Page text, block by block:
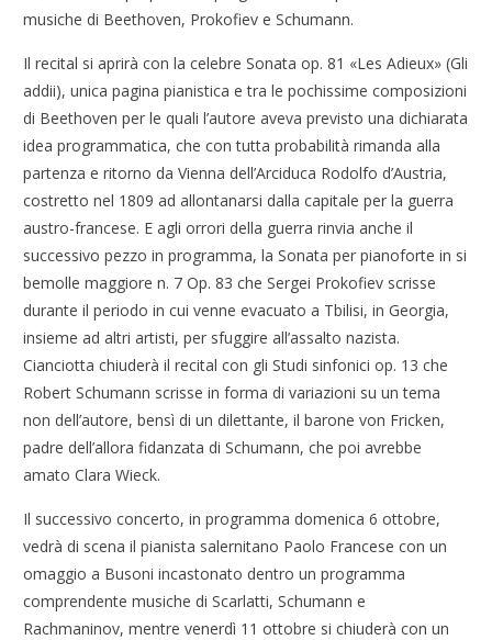
musiche di Beethoven, Prokofiev e Schumann.
Il recital si aprirà con la celebre Sonata op. 81 «Les Adieux» (Gli
addii), unica pagina pianistica e tra le pochissime composizioni
di Beethoven per le quali l’autore aveva previsto una dichiarata
idea programmatica, che con tutta probabilità rimanda alla
partenza e ritorno da Vienna dell’Arciduca Rodolfo d’Austria,
costretto nel 1809 ad allontanarsi dalla capitale per la guerra
austro-francese. E agli orrori della guerra rinvia anche il
successivo pezzo in programma, la Sonata per pianoforte in si
bemolle maggiore n. 7 Op. 83 che Sergei Prokofiev scrisse
durante il periodo in cui venne evacuato a Tbilisi, in Georgia,
insieme ad altri artisti, per sfuggire all’assalto nazista.
Cianciotta chiuderà il recital con gli Studi sinfonici op. 13 che
Robert Schumann scrisse in forma di variazioni su un tema
non dell’autore, bensì di un dilettante, il barone von Fricken,
padre dell’allora fidanzata di Schumann, che poi avrebbe
amato Clara Wieck.
Il successivo concerto, in programma domenica 6 ottobre,
vedrà di scena il pianista salernitano Paolo Francese con un
omaggio a Busoni incastonato dentro un programma
comprendente musiche di Scarlatti, Schumann e
Rachmaninov, mentre venerdì 11 ottobre si chiuderà con un